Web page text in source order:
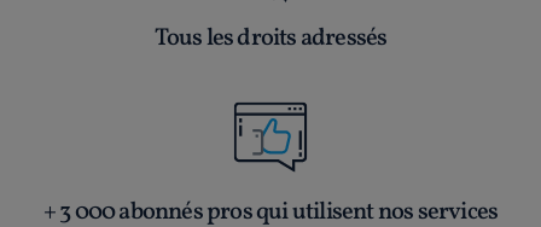
Tous les droits adressés
+ 3 000 abonnés pros qui utilisent nos services